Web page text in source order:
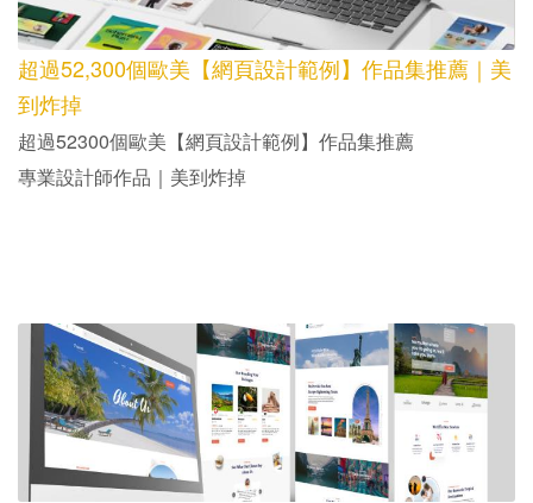
超過52,300個歐美【網頁設計範例】作品集推薦｜美
到炸掉
超過52300個歐美【網頁設計範例】作品集推薦
專業設計師作品｜美到炸掉